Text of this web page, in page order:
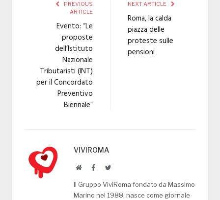
PREVIOUS
ARTICLE
Evento: “Le
proposte
dell’Istituto
Nazionale
Tributaristi (INT)
per il Concordato
Preventivo
Biennale”
NEXT ARTICLE
Roma, la calda
piazza delle
proteste sulle
pensioni
VIVIROMA
WebsiteFacebookTwitter
Il Gruppo ViviRoma fondato da Massimo
Marino nel 1988, nasce come giornale